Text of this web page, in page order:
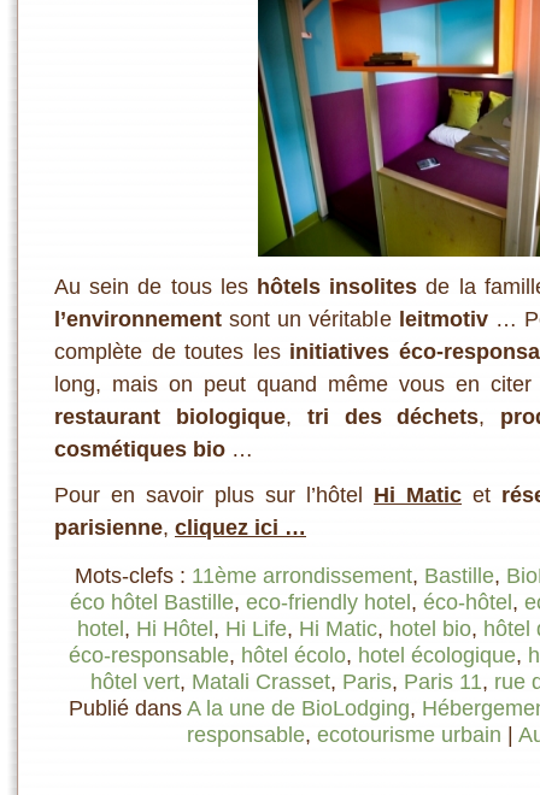
Au sein de tous les hôtels insolites de la
l’environnement sont un véritable leitmotiv…
complète de toutes les initiatives éco-
long, mais on peut quand même vous en
restaurant biologique, tri des déchets,
cosmétiques bio …
Pour en savoir plus sur l’hôtel Hi Matic et
parisienne, cliquez ici …
Mots-clefs : 11ème arrondissement, Bastille,
éco hôtel Bastille, eco-friendly hotel, éco-hôtel,
hotel, Hi Hôtel, Hi Life, Hi Matic, hotel bio, hôtel
éco-responsable, hôtel écolo, hotel écologique,
hôtel vert, Matali Crasset, Paris, Paris 11, rue
Publié dansA la une de BioLodging,
responsable, ecotourisme urbain |